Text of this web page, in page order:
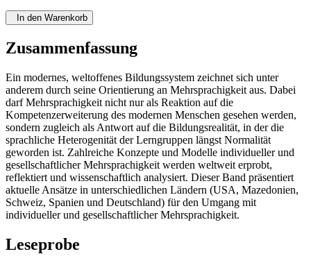
In den Warenkorb
Zusammenfassung
Ein modernes, weltoffenes Bildungssystem zeichnet sich unter
anderem durch seine Orientierung an Mehrsprachigkeit aus. Dabei
darf Mehrsprachigkeit nicht nur als Reaktion auf die
Kompetenzerweiterung des modernen Menschen gesehen werden,
sondern zugleich als Antwort auf die Bildungsrealität, in der die
sprachliche Heterogenität der Lerngruppen längst Normalität
geworden ist. Zahlreiche Konzepte und Modelle individueller und
gesellschaftlicher Mehrsprachigkeit werden weltweit erprobt,
reflektiert und wissenschaftlich analysiert. Dieser Band präsentiert
aktuelle Ansätze in unterschiedlichen Ländern (USA, Mazedonien,
Schweiz, Spanien und Deutschland) für den Umgang mit
individueller und gesellschaftlicher Mehrsprachigkeit.
Leseprobe